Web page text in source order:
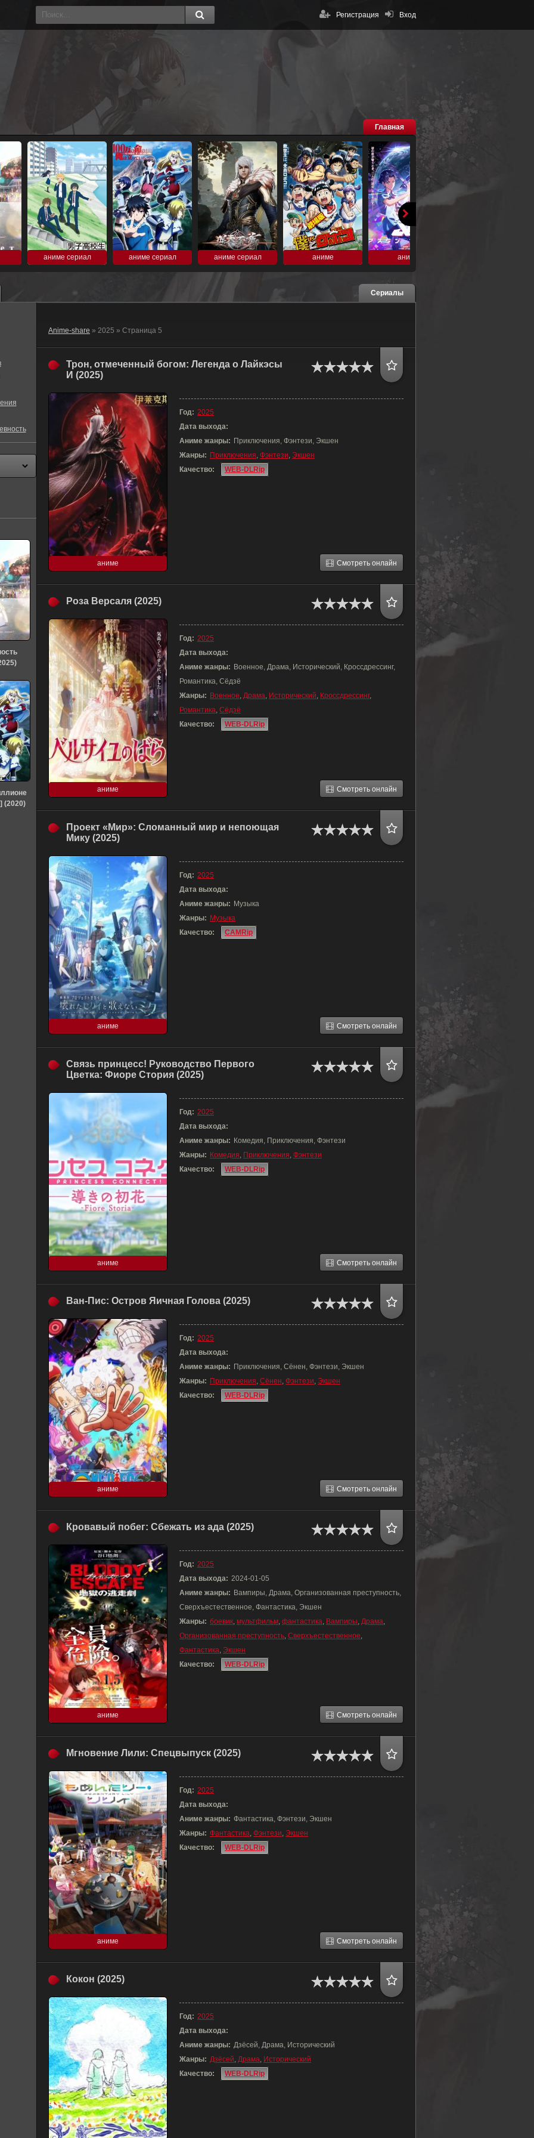
Вход
Регистрация
Главная
аниме сериал аниме сериал аниме сериал аниме аниме
Сериалы
Anime-share » 2025 » Страница 5
Трон, отмеченный богом: Легенда о Лайкэсы
И (2025)
аниме
Год: 2025
Дата выхода:
Аниме жанры: Приключения, Фэнтези, Экшен
Жанры: Приключения, Фэнтези, Экшен
Качество:
WEB-DLRip
Смотреть онлайн
Роза Версаля (2025)
аниме
Год: 2025
Дата выхода:
Аниме жанры: Военное, Драма, Исторический, Кроссдрессинг,
Романтика, Сёдзё
Жанры: Военное, Драма, Исторический, Кроссдрессинг,
Романтика, Сёдзё
Качество:
WEB-DLRip
Смотреть онлайн
Проект «Мир»: Сломанный мир и непоющая
Мику (2025)
аниме
Год: 2025
Дата выхода:
Аниме жанры: Музыка
Жанры: Музыка
Качество:
CAMRip
Смотреть онлайн
Связь принцесс! Руководство Первого
Цветка: Фиоре Стория (2025)
аниме
Год: 2025
Дата выхода:
Аниме жанры: Комедия, Приключения, Фэнтези
Жанры: Комедия, Приключения, Фэнтези
Качество:
WEB-DLRip
Смотреть онлайн
Ван-Пис: Остров Яичная Голова (2025)
аниме
Год: 2025
Дата выхода:
Аниме жанры: Приключения, Сёнен, Фэнтези, Экшен
Жанры: Приключения, Сёнен, Фэнтези, Экшен
Качество:
WEB-DLRip
Смотреть онлайн
Кровавый побег: Сбежать из ада (2025)
аниме
Год: 2025
Дата выхода: 2024-01-05
Аниме жанры: Вампиры, Драма, Организованная преступность,
Сверхъестественное, Фантастика, Экшен
Жанры: боевик, мультфильм, фантастика, Вампиры, Драма,
Организованная преступность, Сверхъестественное,
Фантастика, Экшен
Качество:
WEB-DLRip
Смотреть онлайн
Мгновение Лили: Спецвыпуск (2025)
аниме
Год: 2025
Дата выхода:
Аниме жанры: Фантастика, Фэнтези, Экшен
Жанры: Фантастика, Фэнтези, Экшен
Качество:
WEB-DLRip
Смотреть онлайн
Кокон (2025)
Год: 2025
Дата выхода:
Аниме жанры: Дзёсей, Драма, Исторический
Жанры: Дзёсей, Драма, Исторический
Качество:
WEB-DLRip
(2020)